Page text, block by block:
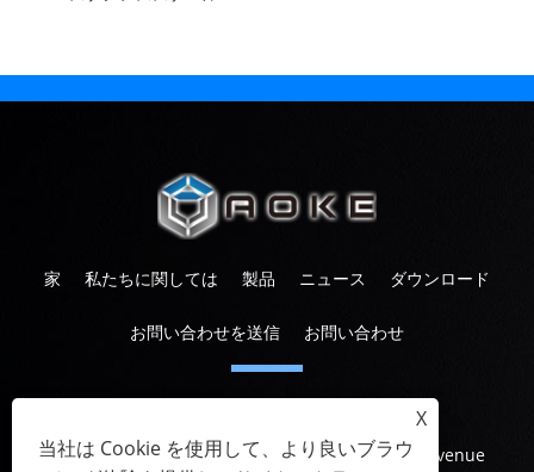
家 私たちに関しては 製品 ニュース ダウンロード
お問い合わせを送信 お問い合わせ
info@aoketrade.com
住所:中国浙江省嘉興市Canaan Square、Nanhu Avenue
X
当社は Cookie を使用して、より良いブラウ